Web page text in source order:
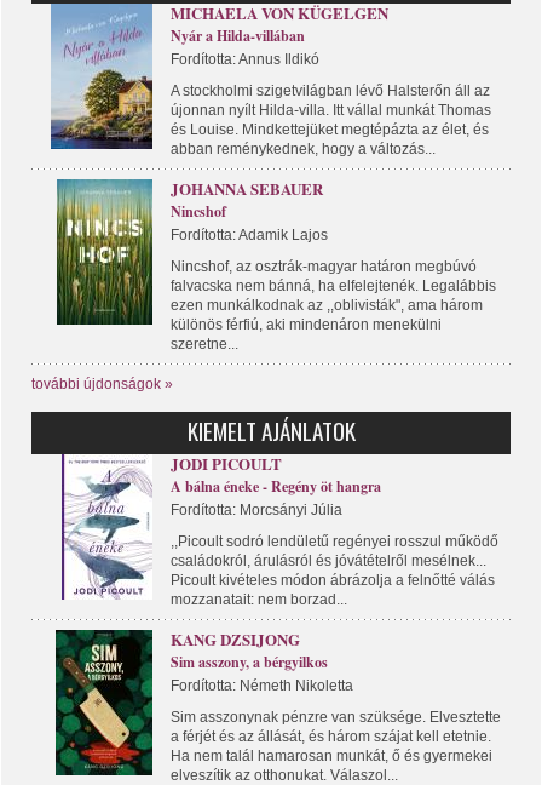
MICHAELA VON KÜGELGEN
Nyár a Hilda-villában
Fordította: Annus Ildikó
A stockholmi szigetvilágban lévő Halsterőn áll az
újonnan nyílt Hilda-villa. Itt vállal munkát Thomas
és Louise. Mindkettejüket megtépázta az élet, és
abban reménykednek, hogy a változás...
JOHANNA SEBAUER
Nincshof
Fordította: Adamik Lajos
Nincshof, az osztrák-magyar határon megbúvó
falvacska nem bánná, ha elfelejtenék. Legalábbis
ezen munkálkodnak az ,,oblivisták", ama három
különös férfiú, aki mindenáron menekülni
szeretne...
további újdonságok »
KIEMELT AJÁNLATOK
JODI PICOULT
A bálna éneke - Regény öt hangra
Fordította: Morcsányi Júlia
,,Picoult sodró lendületű regényei rosszul működő
családokról, árulásról és jóvátételről mesélnek...
Picoult kivételes módon ábrázolja a felnőtté válás
mozzanatait: nem borzad...
KANG DZSIJONG
Sim asszony, a bérgyilkos
Fordította: Németh Nikoletta
Sim asszonynak pénzre van szüksége. Elvesztette
a férjét és az állását, és három szájat kell etetnie.
Ha nem talál hamarosan munkát, ő és gyermekei
elveszítik az otthonukat. Válaszol...